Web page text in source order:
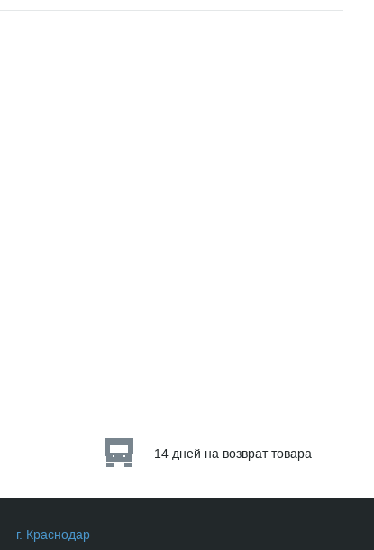
14 дней на возврат товара
г. Краснодар